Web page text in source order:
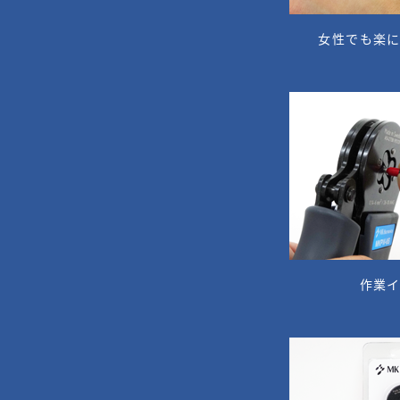
女性でも楽
作業